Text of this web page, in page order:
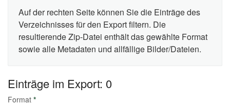
Auf der rechten Seite können Sie die Einträge des
Verzeichnisses für den Export filtern. Die
resultierende Zip-Datei enthält das gewählte Format
sowie alle Metadaten und allfällige Bilder/Dateien.
Einträge im Export: 0
Format *